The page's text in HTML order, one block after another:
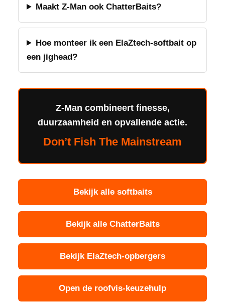
Maakt Z-Man ook ChatterBaits?
Hoe monteer ik een ElaZtech-softbait op
een jighead?
Z-Man combineert finesse,
duurzaamheid en opvallende actie.
Don’t Fish The Mainstream
Bekijk alle softbaits
Bekijk alle ChatterBaits
Bekijk ElaZtech-opbergers
Open de roofvis-keuzehulp